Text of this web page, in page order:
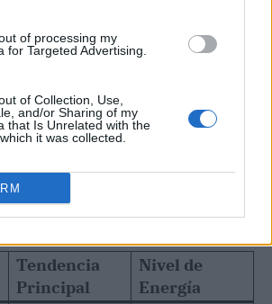
of processing my
for Targeted Advertising.
of Collection, Use,
and/or Sharing of my
that Is Unrelated with the
it was collected.
Tendencia
Principal
Nivel de
Energía